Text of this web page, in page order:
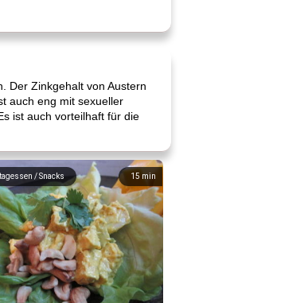
Der Zinkgehalt von Austern
auch eng mit sexueller
ist auch vorteilhaft für die
15 min
/ Snacks